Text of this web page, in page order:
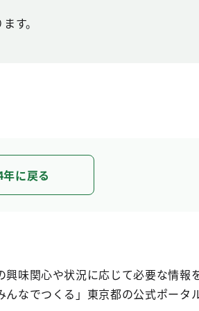
す。
に戻る
興味関心や状況に応じて必要な情報
なでつくる」東京都の公式ポータ